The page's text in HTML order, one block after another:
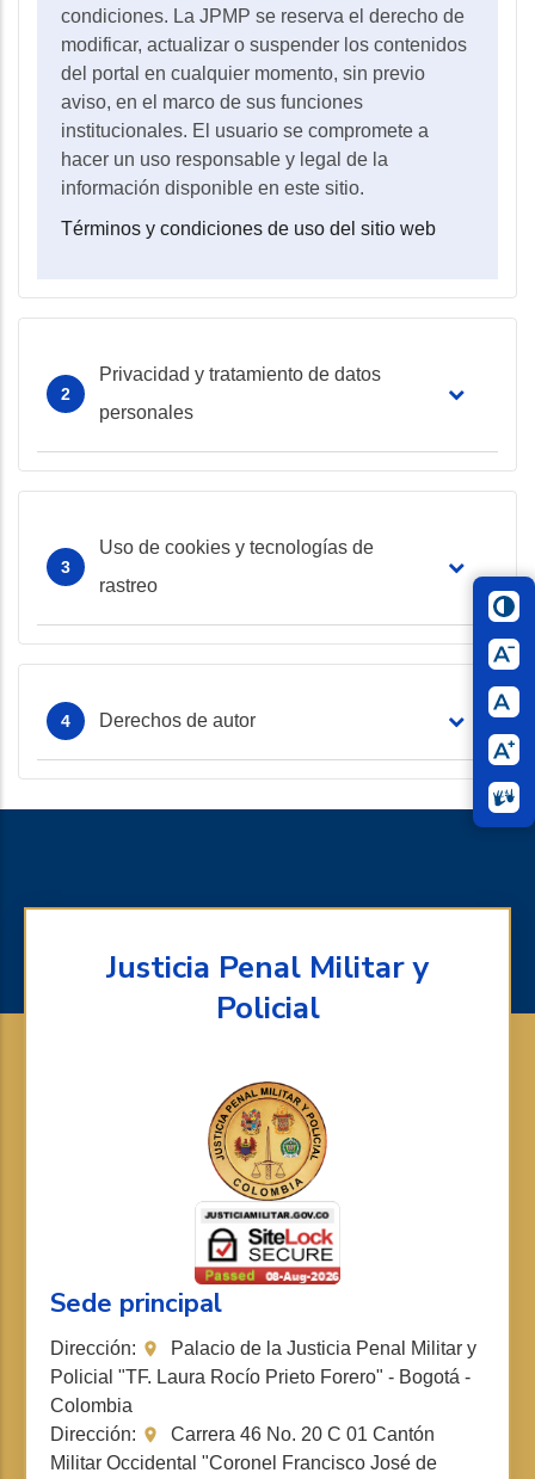
condiciones. La JPMP se reserva el derecho de
modificar, actualizar o suspender los contenidos
del portal en cualquier momento, sin previo
aviso, en el marco de sus funciones
institucionales. El usuario se compromete a
hacer un uso responsable y legal de la
información disponible en este sitio.
Términos y condiciones de uso del sitio web
Privacidad y tratamiento de datos
personales
Uso de cookies y tecnologías de
rastreo
Derechos de autor
Justicia Penal Militar y
Policial
Sede principal
Dirección:
Palacio de la Justicia Penal Militar y
Policial "TF. Laura Rocío Prieto Forero" - Bogotá -
Colombia
Dirección:
Carrera 46 No. 20 C 01 Cantón
Militar Occidental "Coronel Francisco José de